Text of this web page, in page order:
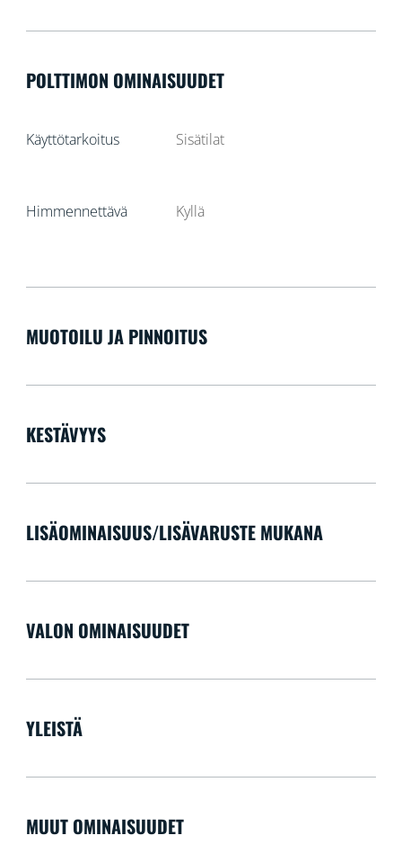
POLTTIMON OMINAISUUDET
Käyttötarkoitus Sisätilat
Himmennettävä Kyllä
MUOTOILU JA PINNOITUS
KESTÄVYYS
LISÄOMINAISUUS/LISÄVARUSTE MUKANA
VALON OMINAISUUDET
YLEISTÄ
MUUT OMINAISUUDET